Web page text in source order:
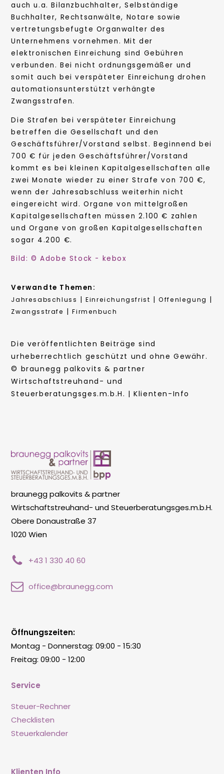
auch u.a. Bilanzbuchhalter, Selbständige
Buchhalter, Rechtsanwälte, Notare sowie
vertretungsbefugte Organwalter des
Unternehmens vornehmen. Mit der
elektronischen Einreichung sind Gebühren
verbunden. Bei nicht ordnungsgemäßer und
somit auch bei verspäteter Einreichung drohen
automationsunterstützt verhängte
Zwangsstrafen.
Die Strafen bei verspäteter Einreichung
betreffen die Gesellschaft und den
Geschäftsführer/Vorstand selbst. Beginnend bei
700 € für jeden Geschäftsführer/Vorstand
kommt es bei kleinen Kapitalgesellschaften alle
zwei Monate wieder zu einer Strafe von 700 €,
wenn der Jahresabschluss weiterhin nicht
eingereicht wird. Organe von mittelgroßen
Kapitalgesellschaften müssen 2.100 € zahlen
und Organe von großen Kapitalgesellschaften
sogar 4.200 €.
Bild: © Adobe Stock - kebox
Verwandte Themen:
Jahresabschluss |Einreichungsfrist |Offenlegung |
Zwangsstrafe |Firmenbuch
Die veröffentlichten Beiträge sind
urheberrechtlich geschützt und ohne Gewähr.
© braunegg palkovits & partner
Wirtschaftstreuhand- und
Steuerberatungsges.m.b.H. | Klienten-Info
braunegg palkovits & partner
Wirtschaftstreuhand- und Steuerberatungsges.m.b.H.
Obere Donaustraße 37
1020 Wien
+43 1 330 40 60
office@braunegg.com
Service
Steuer-Rechner
Checklisten
Steuerkalender
Klienten Info
Öffnungszeiten:
Montag - Donnerstag: 09:00 - 15:30
Freitag: 09:00 - 12:00